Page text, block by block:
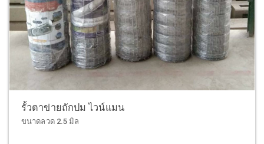
รั้วตาข่ายถักปม ไวน์แมน
ขนาดลวด 2.5 มิล